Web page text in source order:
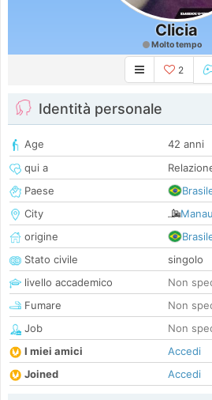
Clicia
Molto tempo
2
Identità personale
Age
42 anni
qui a
Paese
City
origine
Stato civile
singolo
livello accademico
Non
Fumare
Non
Job
Non
I miei amici
Accedi
Joined
Accedi